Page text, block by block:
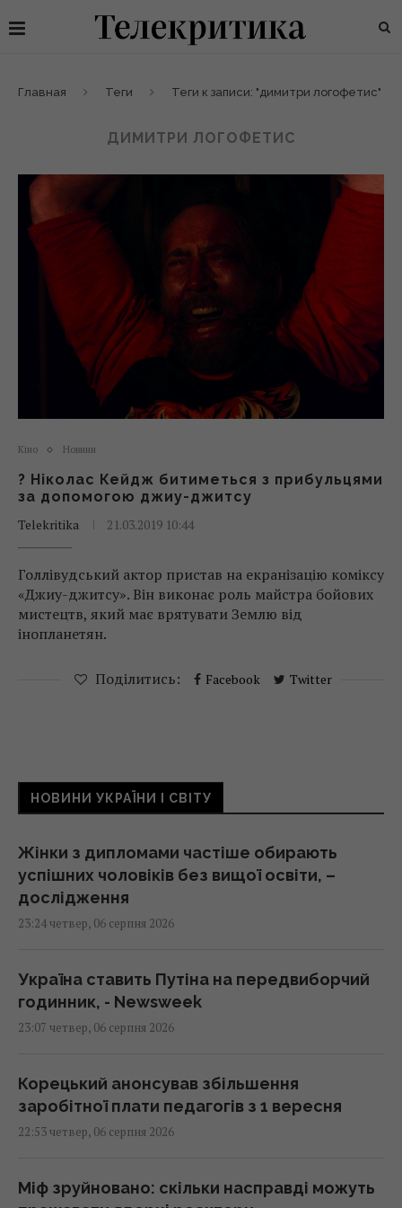
Главная Теги Теги к записи: "димитри логофетис"
ДИМИТРИ ЛОГОФЕТИС
Кіно Новини
? Ніколас Кейдж битиметься з прибульцями
за допомогою джиу-джитсу
Telekritika
21.03.2019 10:44
Голлівудський актор пристав на екранізацію коміксу
«Джиу-джитсу». Він виконає роль майстра бойових
мистецтв, який має врятувати Землю від
інопланетян.
Поділитись: Facebook Twitter
НОВИНИ УКРАЇНИ І СВІТУ
Жінки з дипломами частіше обирають
успішних чоловіків без вищої освіти, –
дослідження
23:24 четвер, 06 серпня 2026
Україна ставить Путіна на передвиборчий
годинник, - Newsweek
23:07 четвер, 06 серпня 2026
Корецький анонсував збільшення
заробітної плати педагогів з 1 вересня
22:53 четвер, 06 серпня 2026
Міф зруйновано: скільки насправді можуть